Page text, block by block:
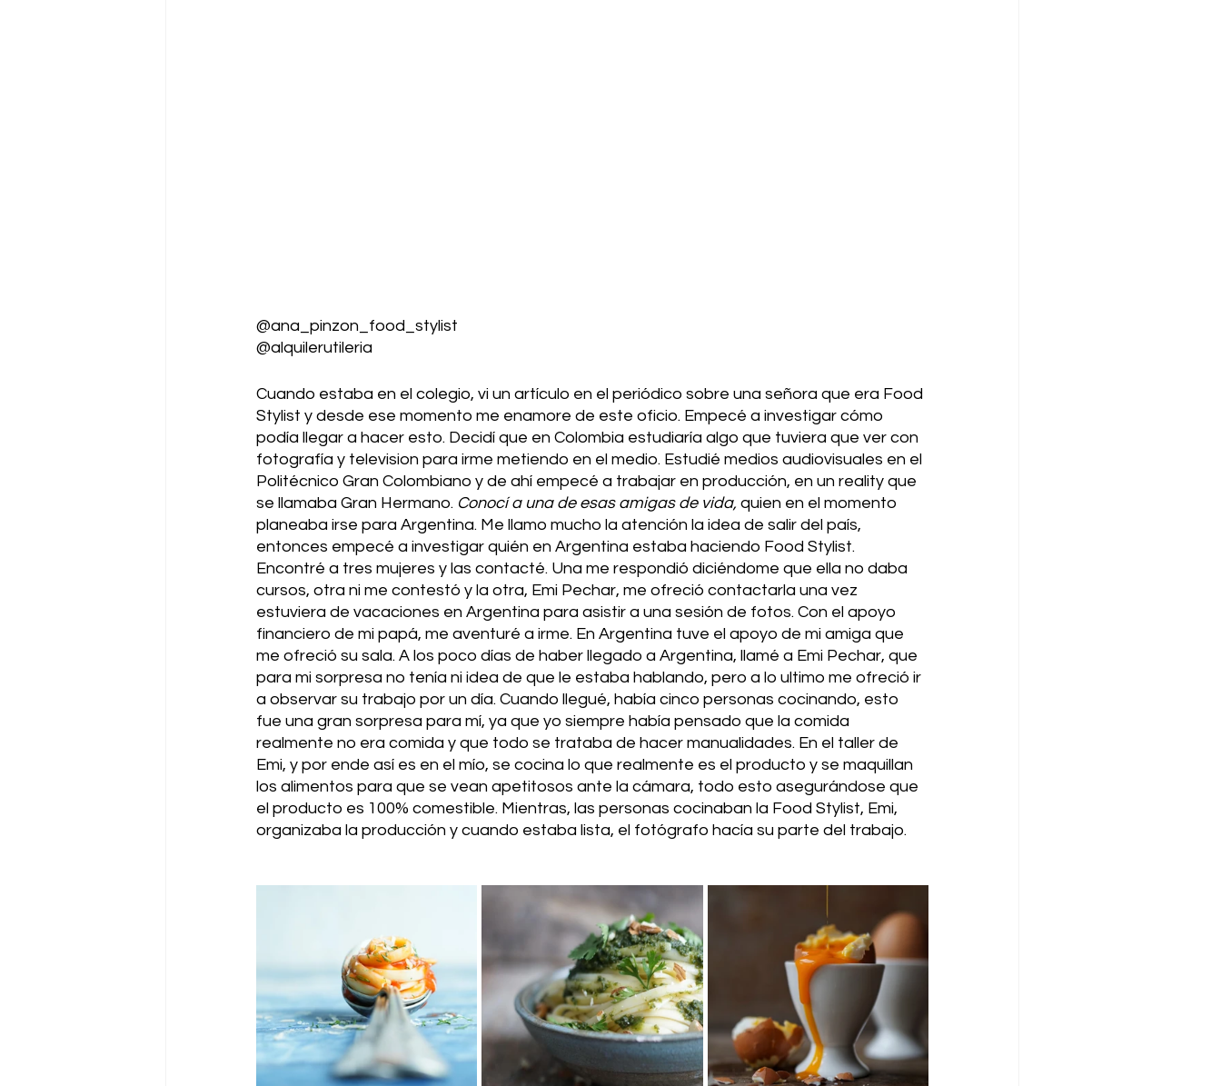
@ana_pinzon_food_stylist
@alquilerutileria
Cuando estaba en el colegio, vi un artículo en el periódico sobre una señora que era Food
Stylist y desde ese momento me enamore de este oficio. Empecé a investigar cómo
podía llegar a hacer esto. Decidí que en Colombia estudiaría algo que tuviera que ver con
fotografía y television para irme metiendo en el medio. Estudié medios audiovisuales en el
Politécnico Gran Colombiano y de ahí empecé a trabajar en producción, en un reality que
se llamaba Gran Hermano. Conocí a una de esas amigas de vida, quien en el momento
planeaba irse para Argentina. Me llamo mucho la atención la idea de salir del país,
entonces empecé a investigar quién en Argentina estaba haciendo Food Stylist.
Encontré a tres mujeres y las contacté. Una me respondió diciéndome que ella no daba
cursos, otra ni me contestó y la otra, Emi Pechar, me ofreció contactarla una vez
estuviera de vacaciones en Argentina para asistir a una sesión de fotos. Con el apoyo
financiero de mi papá, me aventuré a irme. En Argentina tuve el apoyo de mi amiga que
me ofreció su sala. A los poco días de haber llegado a Argentina, llamé a Emi Pechar, que
para mi sorpresa no tenía ni idea de que le estaba hablando, pero a lo ultimo me ofreció ir
a observar su trabajo por un día. Cuando llegué, había cinco personas cocinando, esto
fue una gran sorpresa para mí, ya que yo siempre había pensado que la comida
realmente no era comida y que todo se trataba de hacer manualidades. En el taller de
Emi, y por ende así es en el mío, se cocina lo que realmente es el producto y se maquillan
los alimentos para que se vean apetitosos ante la cámara, todo esto asegurándose que
el producto es 100% comestible. Mientras, las personas cocinaban la Food Stylist, Emi,
organizaba la producción y cuando estaba lista, el fotógrafo hacía su parte del trabajo.